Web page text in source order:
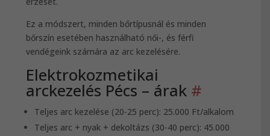
Ez a módszert, minden bőrtípusnál és minden
bőrszín esetében használható női-, és férfi
vendégeink számára az arc kezelésére.
Elektrokozmetikai
arckezelés Pécs – árak #
Teljes arc kezelése (20-25 perc): 25.000 Ft/alkalom
Teljes arc + nyak + dekoltázs (30-40 perc): 45.000